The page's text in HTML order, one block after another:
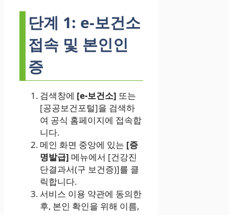
단계 1: e-보건소
접속 및 본인인
증
검색창에 [e-보건소] 또는
[공공보건포털]을 검색하
여 공식 홈페이지에 접속합
니다.
메인 화면 중앙에 있는 [증
명발급] 메뉴에서 [건강진
단결과서(구 보건증)]를 클
릭합니다.
서비스 이용 약관에 동의한
후, 본인 확인을 위해 이름,